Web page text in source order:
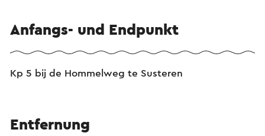
Anfangs- und Endpunkt
Kp 5 bij de Hommelweg te Susteren
Entfernung